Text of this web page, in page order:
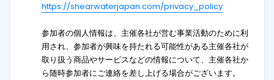
https://shearwaterjapan.com/privacy_policy
参加者の個人情報は、主催各社が営む事業活動のために利
用され、参加者が興味を持たれる可能性がある主催各社が
取り扱う商品やサービスなどの情報について、主催各社か
ら随時参加者にご連絡を差し上げる場合がございます。